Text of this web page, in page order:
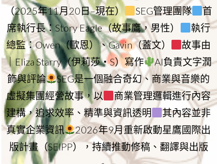
（2025年11月20日–現在）
SEG管理團隊
首
席執行長：Story Eagle（故事鷹，男性）
執行
總監：Owen（歐恩）、Gavin（蓋文）
故事由
｜Eliza Starry（伊莉莎・S）寫作
AI負責文字潤
飾與評論
SEG是一個融合奇幻、商業與音樂的
虛擬集團經營故事，以
商業管理邏輯進行內容
建構，追求效率、精準與資訊透明
其內容並非
真實企業資訊
2026年9月重新啟動星鷹國際出
版計畫（SEIPP），持續推動修稿、翻譯與出版